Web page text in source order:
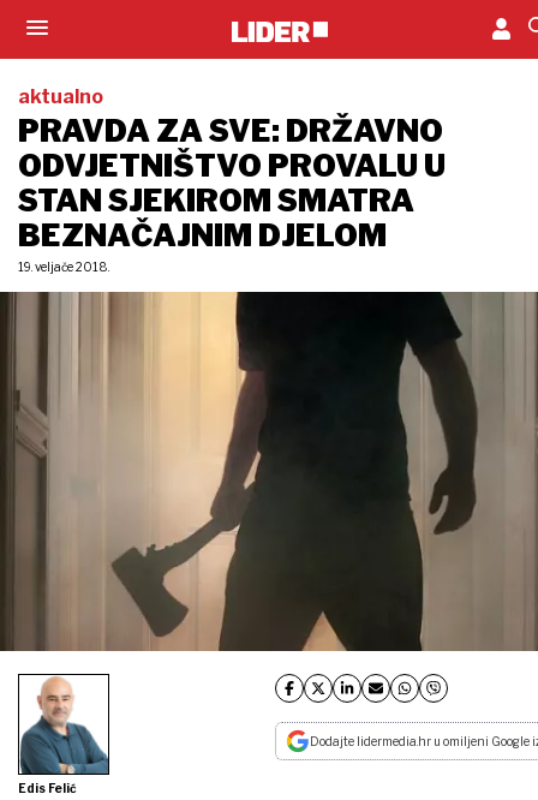
aktualno
PRAVDA ZA SVE: DRŽAVNO
ODVJETNIŠTVO PROVALU U
STAN SJEKIROM SMATRA
BEZNAČAJNIM DJELOM
19. veljače 2018.
Edis Felić
Dodajte lidermedia.hr u omiljeni Google